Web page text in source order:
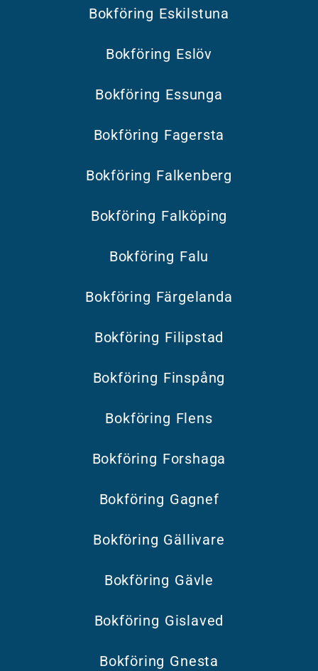
Bokföring Eskilstuna
Bokföring Eslöv
Bokföring Essunga
Bokföring Fagersta
Bokföring Falkenberg
Bokföring Falköping
Bokföring Falu
Bokföring Färgelanda
Bokföring Filipstad
Bokföring Finspång
Bokföring Flens
Bokföring Forshaga
Bokföring Gagnef
Bokföring Gällivare
Bokföring Gävle
Bokföring Gislaved
Bokföring Gnesta